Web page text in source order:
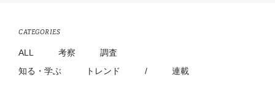
CATEGORIES
ALL 考察
調査
知る・学ぶ
トレンド / 連載